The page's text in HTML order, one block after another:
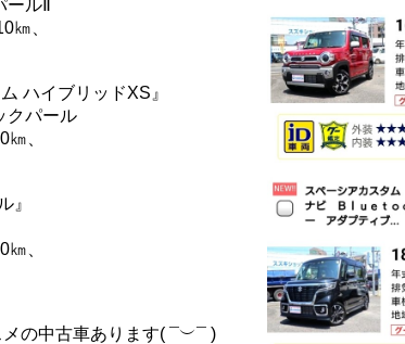
ルⅡ
㎞、
ハイブリッドXS』
クパール
、
』
、
の中古車あります( ¯︶¯ )